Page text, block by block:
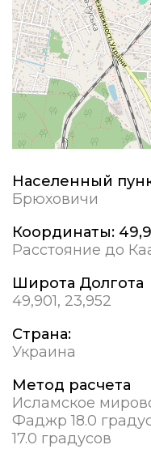
Населенный
Брюховичи
Координаты:
Расстояние до
Широта Долгота
49,901, 23,952
Страна:
Украина
Метод расчета
Исламское
Фаджр 18.0
17.0 градусов